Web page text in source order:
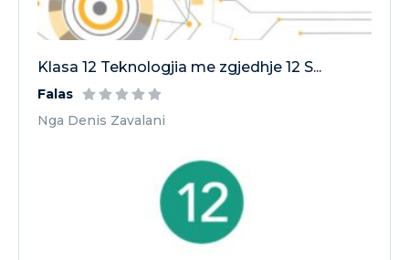
Klasa 12 Teknologjia me zgjedhje 12 S...
Falas
Nga Denis Zavalani